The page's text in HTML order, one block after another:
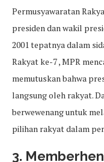
Permusyawaratan
presiden dan wakil
2001 tepatnya dalam
Rakyat ke-7 , MPR
memutuskan bahwa
langsung oleh rakyat.
berwewenang untuk
pilihan rakyat dalam
3.